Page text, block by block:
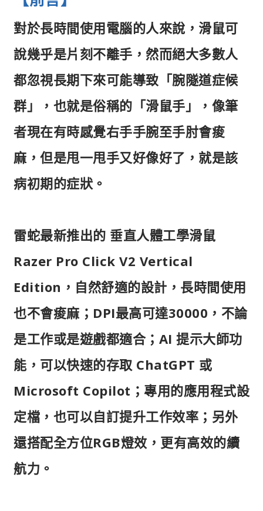
對於長時間使用電腦的人來說，滑鼠可
說幾乎是片刻不離手，然而絕大多數人
都忽視長期下來可能導致「腕隧道症候
群」，也就是俗稱的「滑鼠手」，像筆
者現在有時感覺右手手腕至手肘會痠
麻，但是甩一甩手又好像好了，就是該
病初期的症狀。
雷蛇最新推出的 垂直人體工學滑鼠
Razer Pro Click V2 Vertical
Edition，自然舒適的設計，長時間使用
也不會痠麻；DPI最高可達30000，不論
是工作或是遊戲都適合；AI 提示大師功
能，可以快速的存取 ChatGPT 或
Microsoft Copilot；專用的應用程式設
定檔，也可以自訂提升工作效率；另外
還搭配全方位RGB燈效，更有高效的續
航力。